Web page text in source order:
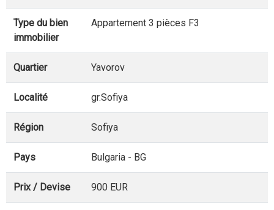
Type du bien
immobilier
Appartement 3 pièces F3
Quartier Yavorov
Localité gr.Sofiya
Région Sofiya
Pays Bulgaria - BG
Prix / Devise 900 EUR